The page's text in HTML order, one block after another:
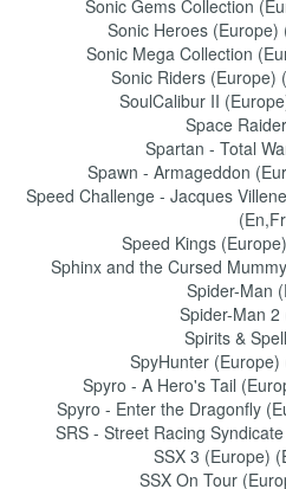
Sonic Gems Collection
Sonic Heroes (Europe)
Sonic Mega Collection
Sonic Riders (Europe)
SoulCalibur II
Space
Spartan - Total
Spawn - Armageddon
Speed Challenge - Jacques
Speed Kings
Sphinx and the Cursed
Spider-Man
Spider-Man 2
Spirits &
SpyHunter (Europe)
Spyro - A Hero's Tail
Spyro - Enter the Dragonfly
SRS - Street Racing
SSX 3 (Europe)
SSX On Tour